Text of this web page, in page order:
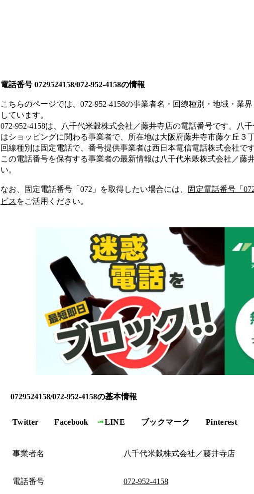
電話番号 0729524158/072-952-4158の情報
こちらのページでは、 072-952-4158の事業者名・回線種別・地域・業
しています。
072-952-4158は、 八千代米穀株式会社／藤井寺店の電話番号です。
八
はショッピングに関わる事業者で、所在地は大阪府藤井寺市藤ケ丘３
回線種別は固定電話で、番号提供事業者は西日本電信電話株式会社で
この電話番号を保有する事業者の最新情報は八千代米穀株式会社／藤
い。
なお、固定電話番号「 072 」を取得したい場合には、 固定電話番号「
ビス をご活用ください。
0729524158/072-952-4158の基本情報
Twitter Facebook LINE ブックマーク Pinterest
事業者名 八千代米穀株式会社／藤井寺店
電話番号 072-952-4158